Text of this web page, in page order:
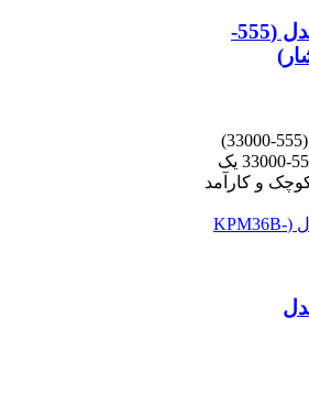
پمپ هوا ۱۲ ولت مدل (555-
پمپ هوا ۱۲ ولت مدل (555-33000)
(مکش و فشار) مدل 555-33000 یک
و کارآمد
مدل